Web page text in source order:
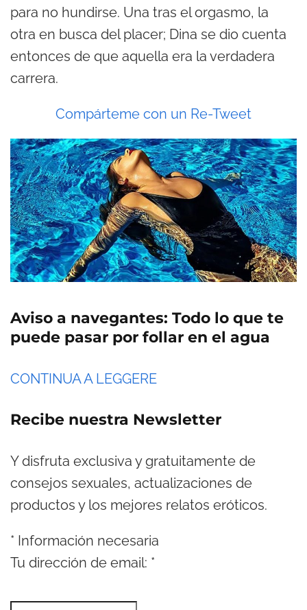
para no hundirse. Una tras el orgasmo, la
otra en busca del placer; Dina se dio cuenta
entonces de que aquella era la verdadera
carrera.
Compárteme con un Re-Tweet
Aviso a navegantes: Todo lo que te
puede pasar por follar en el agua
CONTINUA A LEGGERE
Recibe nuestra Newsletter
Y disfruta exclusiva y gratuitamente de
consejos sexuales, actualizaciones de
productos y los mejores relatos eróticos.
* Información necesaria
Tu dirección de email: *